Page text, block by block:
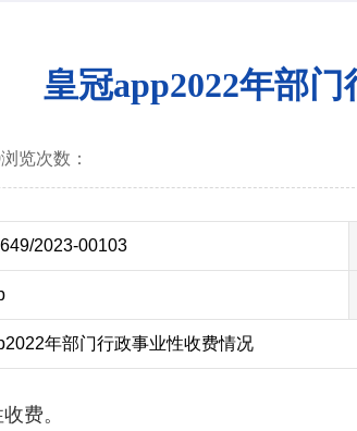
皇冠app2022年部
浏览次数：
2023-00103
年部门行政事业性收费情况
费。